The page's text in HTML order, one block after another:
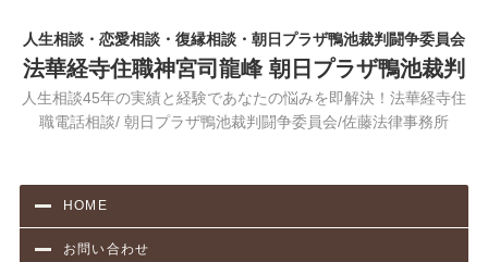
人生相談・恋愛相談・復縁相談・朝日プラザ鴨池裁判闘争委員会
法華経寺住職神宮司龍峰 朝日プラザ鴨池裁判
人生相談45年の実績と経験であなたの悩みを即解決！法華経寺住
職電話相談/ 朝日プラザ鴨池裁判闘争委員会/佐藤法律事務所
HOME
お問い合わせ